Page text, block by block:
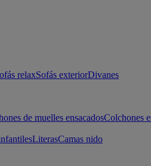
relaxSofás exteriorDivanes
de muelles ensacadosColchones
LiterasCamas nido